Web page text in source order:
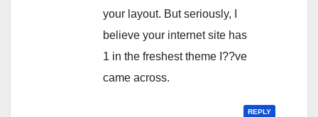
your layout. But seriously, I
believe your internet site has
1 in the freshest theme I??ve
came across.
REPLY